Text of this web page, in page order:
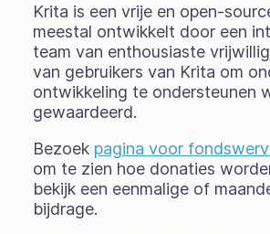
Krita is een vrije en open-
meestal ontwikkelt door een
team van enthousiaste
van gebruikers van Krita om
ontwikkeling te ondersteunen
gewaardeerd.
Bezoek pagina voor
om te zien hoe donaties
bekijk een eenmalige of
bijdrage.